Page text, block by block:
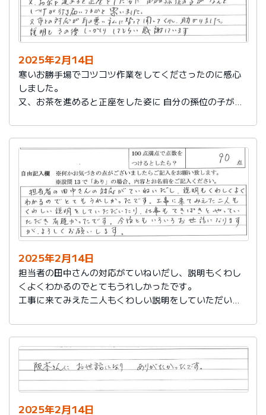
2025年2月14日
寒いお勝手場でコツコツ作業をしてくださったのに感心
しました。
又、お茶を進めると正座をした姿に 自分の孫位の子がな
又、市との対応が耳の悪い私に代わって聞いてくれ助か
りました。
説明もその後しっかりしてもらい感謝しています。
2025年2月14日
担当者の田中さんの対応がていねいだし、説明もくわし
くよくわかるのでとてもうれしかったです。
工事に来てみえた二人もくわしい説明をしていただいた
今後ともいろいろお世話になりますが、よろしくお願い
します。
2025年2月14日